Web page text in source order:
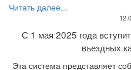
Читать далее...
С 1 мая 2025 года
въездных
Эта система представляет